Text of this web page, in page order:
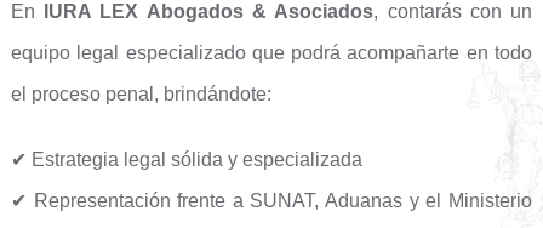
En
IURA LEX Abogados & Asociados, contarás con un
equipo legal especializado que podrá acompañarte en todo
el proceso penal, brindándote:
✔ Estrategia legal sólida y especializada
✔ Representación frente a SUNAT, Aduanas y el Ministerio